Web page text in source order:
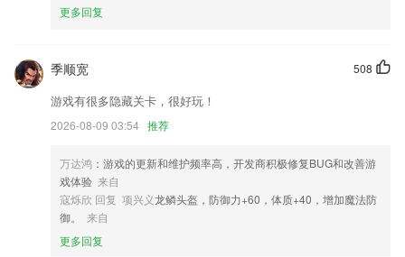
.优化了上一版本中存在的bug，增强了软件的稳定性。
增加任务隐藏功能，优化编辑和关闭；
部分交互及细节优化，更多快来体验体验吧
隐私协议优化
联系我们
以上就是一分彩票安卓版下载的介绍，如果您喜欢这款软件，您可以到应
用商店进行打分评论，说出您的使用经历，以帮助我们更好的对产品进行
优化修改。
更多回复
508
季顺宽
游戏有很多隐藏关卡，很好玩！
2026-08-09 03:54 推荐
万达鸿 ：游戏的更新和维护频率高，开发商积极修复BUG和改善游
戏体验 来自
寇烁欣 回复 项兴义龙鳞头盔，防御力+60，体质+40，增加魔法防
御。
来自
更多回复